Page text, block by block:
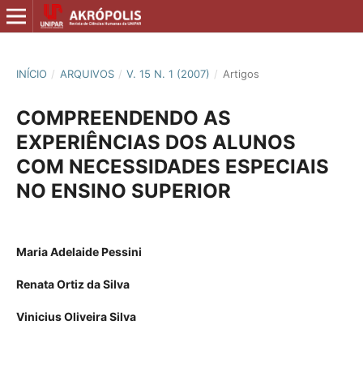
INÍCIO / ARQUIVOS / V. 15 N. 1 (2007) / Artigos
COMPREENDENDO AS
EXPERIÊNCIAS DOS ALUNOS
COM NECESSIDADES ESPECIAIS
NO ENSINO SUPERIOR
Maria Adelaide Pessini
Renata Ortiz da Silva
Vinicius Oliveira Silva